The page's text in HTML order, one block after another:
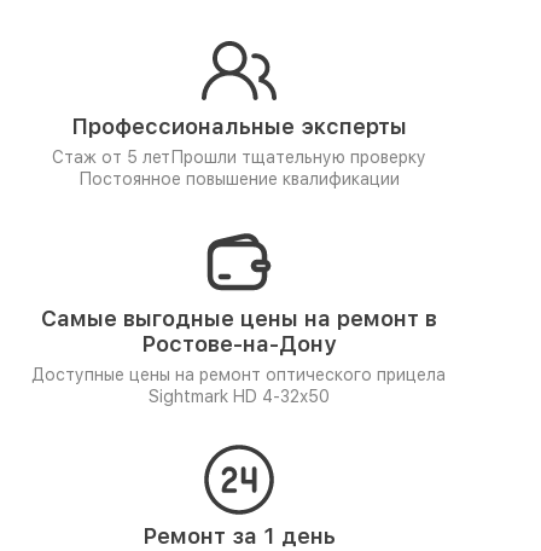
Профессиональные эксперты
Стаж от 5 лет Прошли тщательную проверку
Постоянное повышение квалификации
Самые выгодные цены на ремонт в
Ростове-на-Дону
Доступные цены на ремонт оптического прицела
Sightmark HD 4-32x50
Ремонт за 1 день